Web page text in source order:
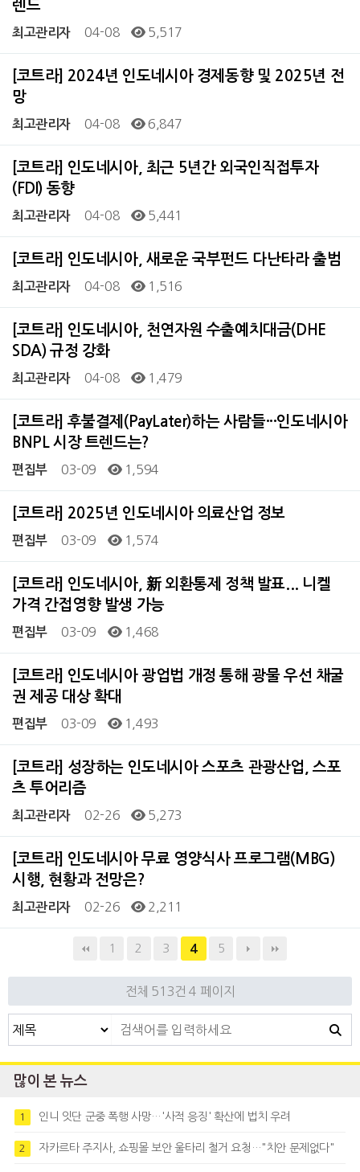
렌드
최고관리자 04-08 5,517
[코트라] 2024년 인도네시아 경제동향 및 2025년 전
망
최고관리자 04-08 6,847
[코트라] 인도네시아, 최근 5년간 외국인직접투자
(FDI) 동향
최고관리자 04-08 5,441
[코트라] 인도네시아, 새로운 국부펀드 다난타라 출범
최고관리자 04-08 1,516
[코트라] 인도네시아, 천연자원 수출예치대금(DHE
SDA) 규정 강화
최고관리자 04-08 1,479
[코트라] 후불결제(PayLater)하는 사람들···인도네시아
BNPL 시장 트렌드는?
편집부 03-09 1,594
[코트라] 2025년 인도네시아 의료산업 정보
편집부 03-09 1,574
[코트라] 인도네시아, 新 외환통제 정책 발표... 니켈
가격 간접영향 발생 가능
편집부 03-09 1,468
[코트라] 인도네시아 광업법 개정 통해 광물 우선 채굴
권 제공 대상 확대
편집부 03-09 1,493
[코트라] 성장하는 인도네시아 스포츠 관광산업, 스포
츠 투어리즘
최고관리자 02-26 5,273
[코트라] 인도네시아 무료 영양식사 프로그램(MBG)
시행, 현황과 전망은?
최고관리자 02-26 2,211
1 2 3 4 5
전체 513건 4 페이지
많이 본 뉴스
1 인니 잇단 군중 폭행 사망…'사적 응징' 확산에 법치 우려
2 자카르타 주지사, 쇼핑몰 보안 울타리 철거 요청…"치안 문제없다"